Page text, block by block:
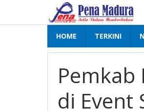
konten
HOME TERKINI
di Event